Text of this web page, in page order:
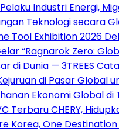
Industri Energi,
Teknologi secara
Tool Exhibition 2026
“Ragnarok Zero:
di Dunia — 3TREES
di Pasar
Ekonomi Global
Terbaru CHERY,
Korea, One